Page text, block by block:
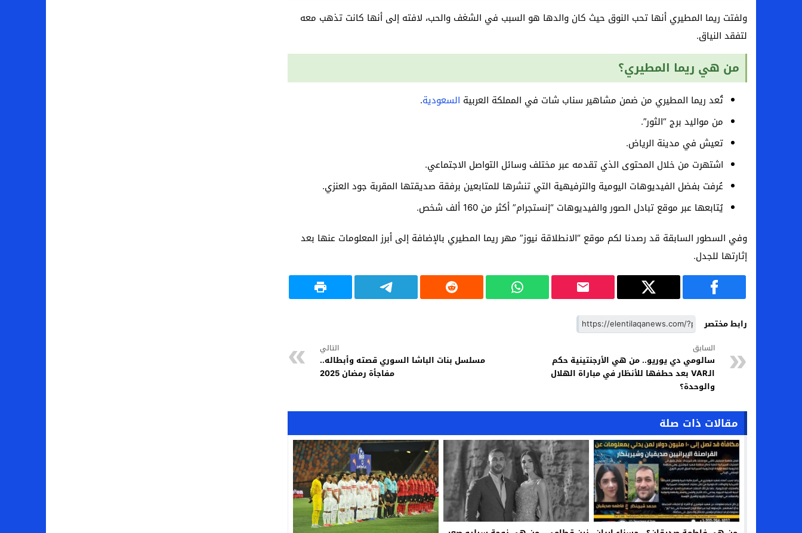
ولفتت ريما المطيري أنها تحب النوق حيث كان والدها هو السبب في الشغف والحب، لافته إلى أنها كانت تذهب معه
لتفقد النياق.
من هي ريما المطيري؟
تُعد ريما المطيري من ضمن مشاهير سناب شات في المملكة العربية السعودية.
من مواليد برج “الثور”.
تعيش في مدينة الرياض.
اشتهرت من خلال المحتوى الذي تقدمه عبر مختلف وسائل التواصل الاجتماعي.
عُرفت بفضل الفيديوهات اليومية والترفيهية التي تنشرها للمتابعين برفقة صديقتها المقربة جود العنزي.
يُتابعها عبر موقع تبادل الصور والفيديوهات “إنستجرام” أكثر من 160 ألف شخص.
وفي السطور السابقة قد رصدنا لكم موقع “الانطلاقة نيوز” مهر ريما المطيري بالإضافة إلى أبرز المعلومات عنها بعد
إثارتها للجدل.
رابط مختصر
السابق
سالومي دي يوريو.. من هي الأرجنتينية حكم
الـVAR بعد حطفها للأنظار في مباراة الهلال
والوحدة؟
التالي
مسلسل بنات الباشا السوري قصته وأبطاله..
مفاجأة رمضان 2025
مقالات ذات صلة